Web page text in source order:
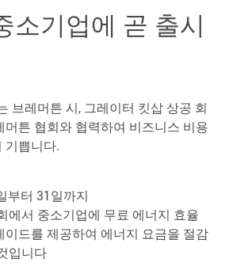
소기업에 곧 출시
브레머튼 시, 그레이터 킷삽 상공 회
머튼 협회와 협력하여 비즈니스 비용
기쁩니다.
부터 31일까지
에서 중소기업에 무료 에너지 효율
이드를 제공하여 에너지 요금을 절감
입니다